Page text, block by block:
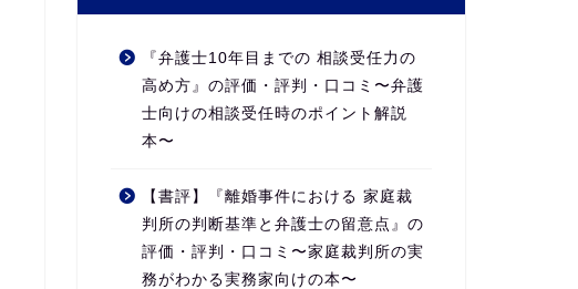
『弁護士10年目までの 相談受任力の
高め方』の評価・評判・口コミ〜弁護
士向けの相談受任時のポイント解説
本〜
【書評】『離婚事件における 家庭裁
判所の判断基準と弁護士の留意点』の
評価・評判・口コミ〜家庭裁判所の実
務がわかる実務家向けの本〜